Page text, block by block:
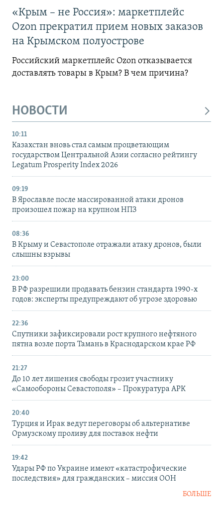
«Крым – не Россия»: маркетплейс
Ozon прекратил прием новых заказов
на Крымском полуострове
Российский маркетплейс Ozon отказывается
доставлять товары в Крым? В чем причина?
НОВОСТИ
10:11
Казахстан вновь стал самым процветающим
государством Центральной Азии согласно рейтингу
Legatum Prosperity Index 2026
09:19
В Ярославле после массированной атаки дронов
произошел пожар на крупном НПЗ
08:36
В Крыму и Севастополе отражали атаку дронов, были
слышны взрывы
23:00
В РФ разрешили продавать бензин стандарта 1990-х
годов: эксперты предупреждают об угрозе здоровью
22:36
Спутники зафиксировали рост крупного нефтяного
пятна возле порта Тамань в Краснодарском крае РФ
21:27
До 10 лет лишения свободы грозит участнику
«Самообороны Севастополя» – Прокуратура АРК
20:40
Турция и Ирак ведут переговоры об альтернативе
Ормузскому проливу для поставок нефти
19:42
Удары РФ по Украине имеют «катастрофические
последствия» для гражданских – миссия ООН
БОЛЬШЕ